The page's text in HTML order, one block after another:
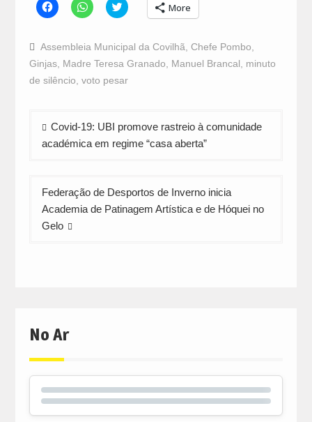
Click
to
Facebook
(Opens
in
new
window)
Click
to
WhatsApp
(Opens
in
new
window)
Click
to
Twitter
(Opens
in
new
window)
More
Assembleia Municipal da Covilhã Chefe Pombo
Ginjas, Madre Teresa Granado Manuel Brancal
minuto
de silêncio voto pesar
Navegação
de
Covid-19: UBI promove rastreio à comunidade
académica em regime “casa aberta”
Federação de Desportos de Inverno inicia
Academia de Patinagem Artística e de Hóquei no
Gelo
No Ar